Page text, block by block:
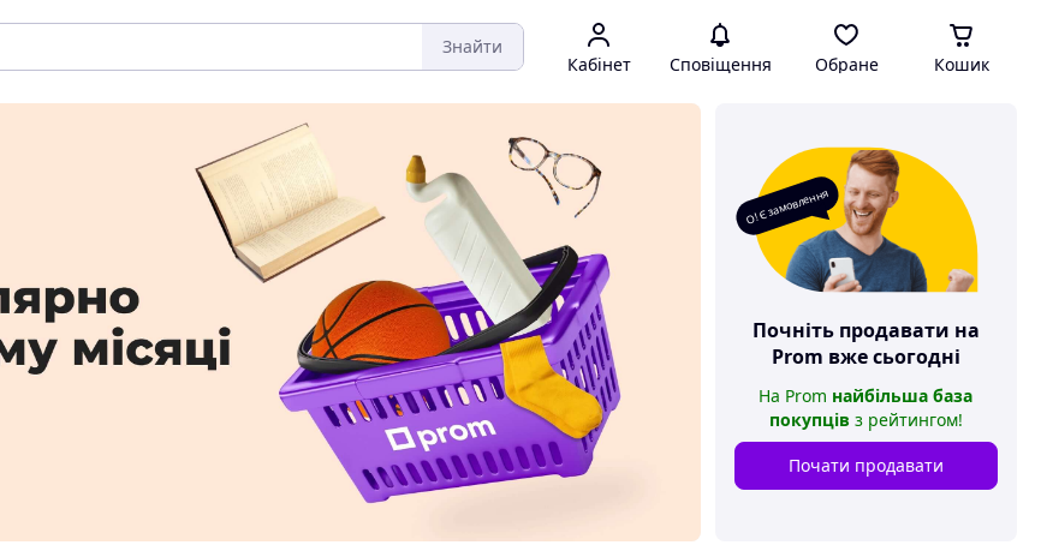
Знайти
Кабінет Сповіщення Обране Кошик
О! Є замовлення
Почніть продавати на
Prom вже сьогодні
На Prom найбільша база
покупців з рейтингом!
Почати продавати